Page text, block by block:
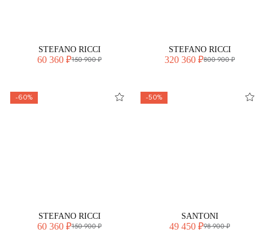
STEFANO RICCI
60 360 ₽150 900 ₽
STEFANO RICCI
320 360 ₽800 900 ₽
-60%
STEFANO RICCI
60 360 ₽150 900 ₽
-50%
SANTONI
49 450 ₽98 900 ₽